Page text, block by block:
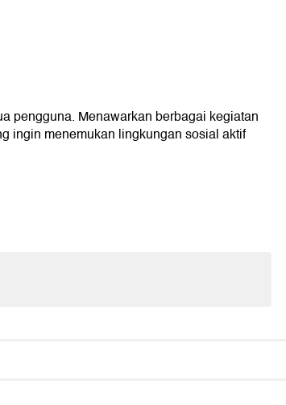
pengguna. Menawarkan berbagai kegiatan
ingin menemukan lingkungan sosial aktif